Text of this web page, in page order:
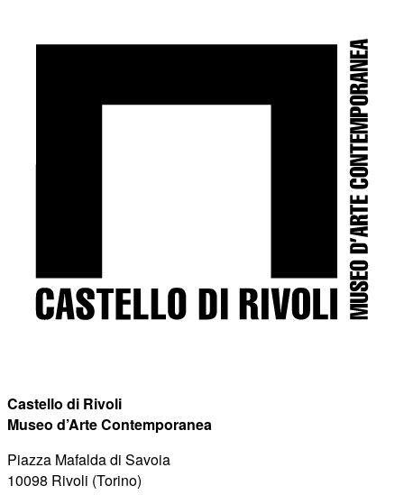
Castello di Rivoli
Museo d’Arte Contemporanea
Piazza Mafalda di Savoia
10098 Rivoli (Torino)